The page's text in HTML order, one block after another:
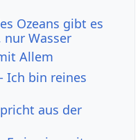
Ozeans gibt es
nur Wasser
Allem
Ich bin reines
aus der